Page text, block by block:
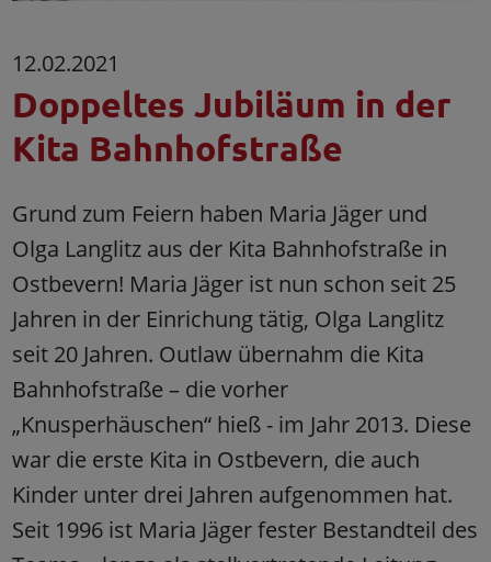
12.02.2021
Doppeltes Jubiläum in der
Kita Bahnhofstraße
Grund zum Feiern haben Maria Jäger und
Olga Langlitz aus der Kita Bahnhofstraße in
Ostbevern! Maria Jäger ist nun schon seit 25
Jahren in der Einrichung tätig, Olga Langlitz
seit 20 Jahren. Outlaw übernahm die Kita
Bahnhofstraße – die vorher
„Knusperhäuschen“ hieß - im Jahr 2013. Diese
war die erste Kita in Ostbevern, die auch
Kinder unter drei Jahren aufgenommen hat.
Seit 1996 ist Maria Jäger fester Bestandteil des